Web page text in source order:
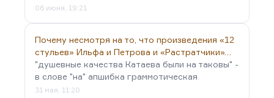
06 июня, 19:21
Почему несмотря на то, что произведения «12
стульев» Ильфа и Петрова и «Растратчики»…
"душевные качества Катаева были на таковы" -
в слове "на" апшибка граммотическая
31 мая, 11:20